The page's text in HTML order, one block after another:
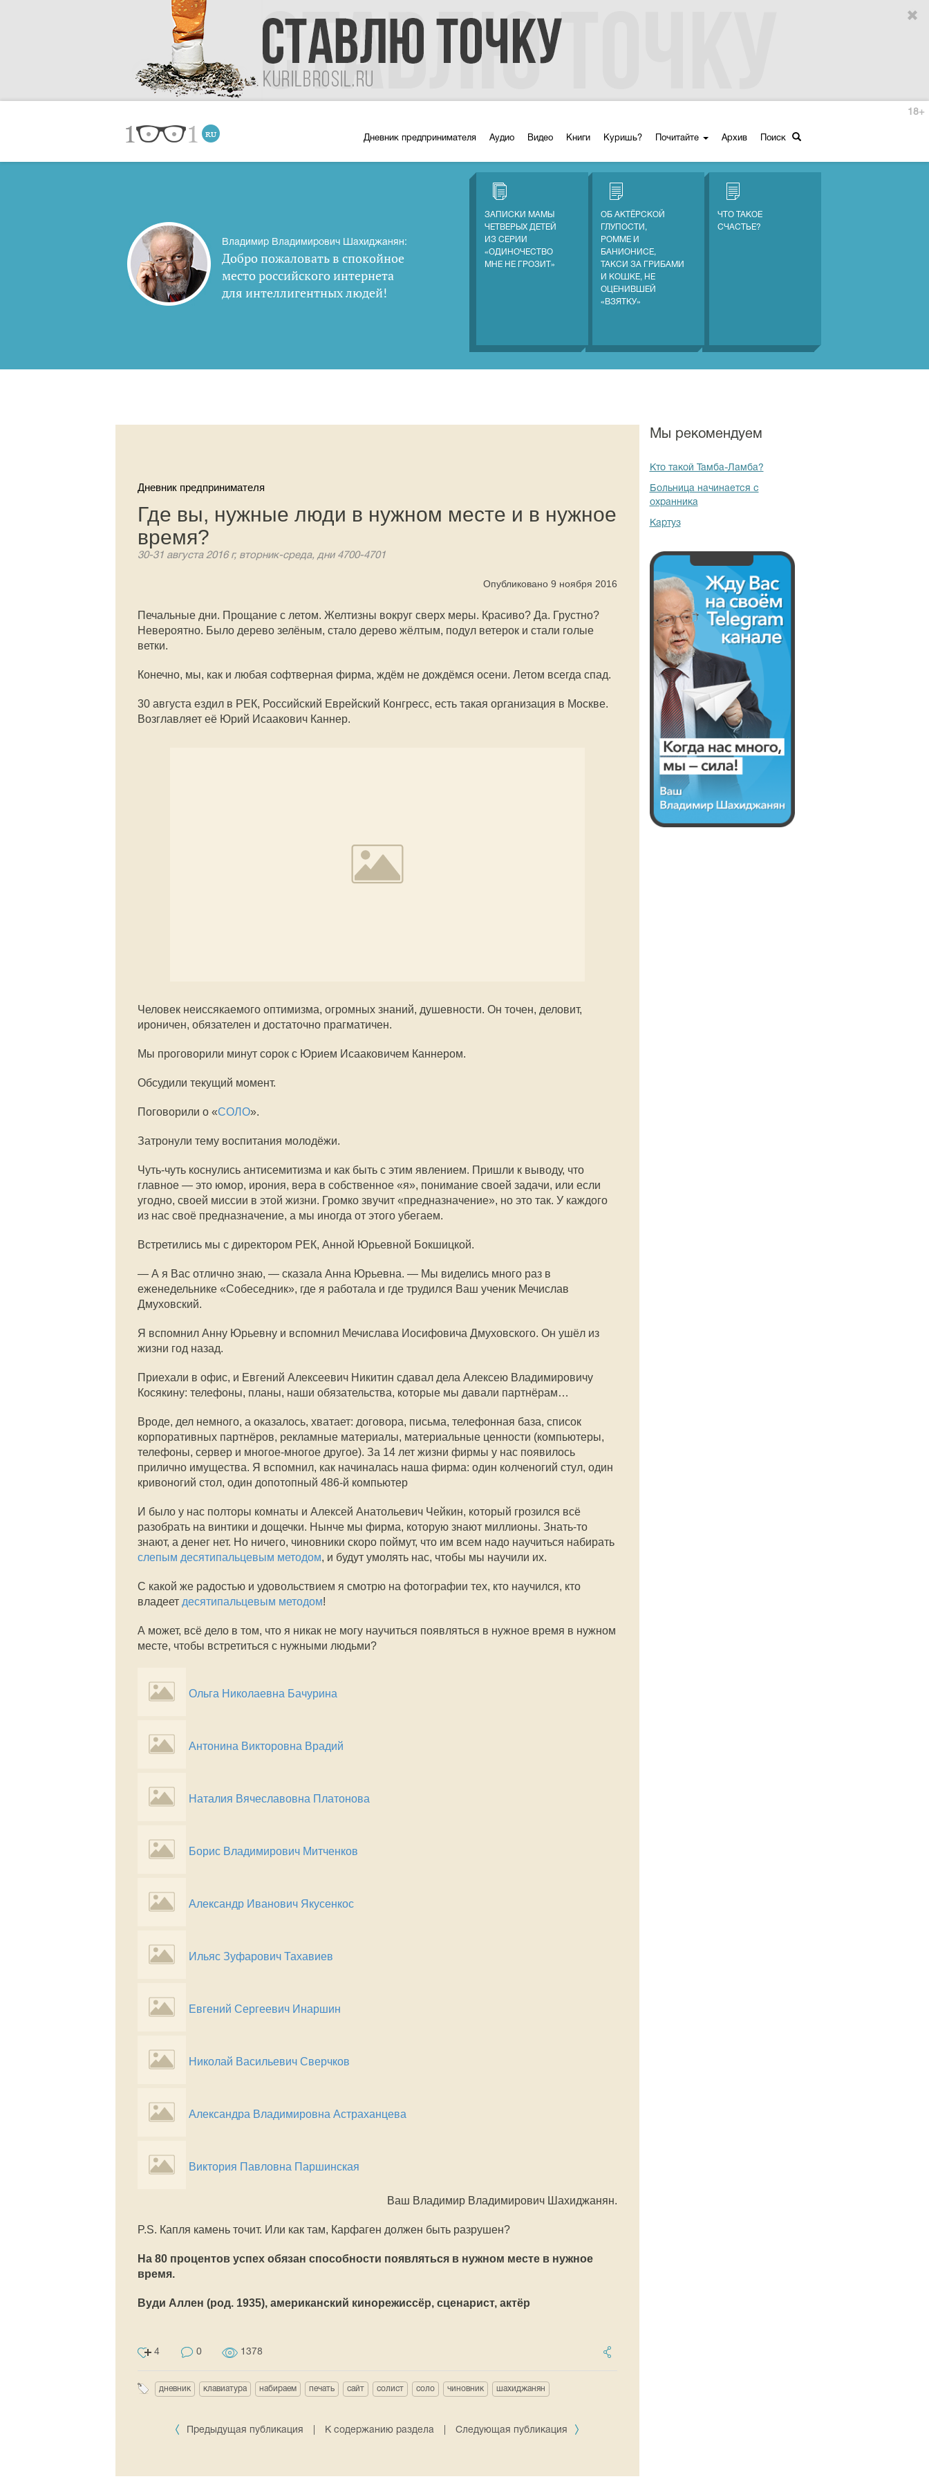
Дневник предпринимателя Аудио Видео Книги Куришь? Почитайте Архив Поиск
18+
Владимир Владимирович Шахиджанян:
Добро пожаловать в спокойное
место российского интернета
для интеллигентных людей!
ЗАПИСКИ МАМЫ
ЧЕТВЕРЫХ ДЕТЕЙ
ИЗ СЕРИИ
«ОДИНОЧЕСТВО
МНЕ НЕ ГРОЗИТ»
ОБ АКТЁРСКОЙ
ГЛУПОСТИ,
РОММЕ И
БАНИОНИСЕ,
ТАКСИ ЗА ГРИБАМИ
И КОШКЕ, НЕ
ОЦЕНИВШЕЙ
«ВЗЯТКУ»
ЧТО ТАКОЕ
СЧАСТЬЕ?
Дневник предпринимателя
Где вы, нужные люди в нужном месте и в нужное
время?
30-31 августа 2016 г, вторник-среда, дни 4700-4701
Опубликовано 9 ноября 2016
Печальные дни. Прощание с летом. Желтизны вокруг сверх меры. Красиво? Да. Грустно?
Невероятно. Было дерево зелёным, стало дерево жёлтым, подул ветерок и стали голые
ветки.
Конечно, мы, как и любая софтверная фирма, ждём не дождёмся осени. Летом всегда спад.
30 августа ездил в РЕК, Российский Еврейский Конгресс, есть такая организация в Москве.
Возглавляет её Юрий Исаакович Каннер.
Человек неиссякаемого оптимизма, огромных знаний, душевности. Он точен, деловит,
ироничен, обязателен и достаточно прагматичен.
Мы проговорили минут сорок с Юрием Исааковичем Каннером.
Обсудили текущий момент.
Поговорили о «СОЛО».
Затронули тему воспитания молодёжи.
Чуть-чуть коснулись антисемитизма и как быть с этим явлением. Пришли к выводу, что
главное — это юмор, ирония, вера в собственное «я», понимание своей задачи, или если
угодно, своей миссии в этой жизни. Громко звучит «предназначение», но это так. У каждого
из нас своё предназначение, а мы иногда от этого убегаем.
Встретились мы с директором РЕК, Анной Юрьевной Бокшицкой.
— А я Вас отлично знаю, — сказала Анна Юрьевна. — Мы виделись много раз в
еженедельнике «Собеседник», где я работала и где трудился Ваш ученик Мечислав
Дмуховский.
Я вспомнил Анну Юрьевну и вспомнил Мечислава Иосифовича Дмуховского. Он ушёл из
жизни год назад.
Приехали в офис, и Евгений Алексеевич Никитин сдавал дела Алексею Владимировичу
Косякину: телефоны, планы, наши обязательства, которые мы давали партнёрам…
Вроде, дел немного, а оказалось, хватает: договора, письма, телефонная база, список
корпоративных партнёров, рекламные материалы, материальные ценности (компьютеры,
телефоны, сервер и многое-многое другое). За 14 лет жизни фирмы у нас появилось
прилично имущества. Я вспомнил, как начиналась наша фирма: один колченогий стул, один
кривоногий стол, один допотопный 486-й компьютер
И было у нас полторы комнаты и Алексей Анатольевич Чейкин, который грозился всё
разобрать на винтики и дощечки. Нынче мы фирма, которую знают миллионы. Знать-то
знают, а денег нет. Но ничего, чиновники скоро поймут, что им всем надо научиться набирать
слепым десятипальцевым методом, и будут умолять нас, чтобы мы научили их.
С какой же радостью и удовольствием я смотрю на фотографии тех, кто научился, кто
владеет десятипальцевым методом!
А может, всё дело в том, что я никак не могу научиться появляться в нужное время в нужном
месте, чтобы встретиться с нужными людьми?
Ольга Николаевна Бачурина
Антонина Викторовна Врадий
Наталия Вячеславовна Платонова
Борис Владимирович Митченков
Александр Иванович Якусенкос
Ильяс Зуфарович Тахавиев
Евгений Сергеевич Инаршин
Николай Васильевич Сверчков
Александра Владимировна Астраханцева
Виктория Павловна Паршинская
Ваш Владимир Владимирович Шахиджанян.
P.S. Капля камень точит. Или как там, Карфаген должен быть разрушен?
На 80 процентов успех обязан способности появляться в нужном месте в нужное
время.
Вуди Аллен (род. 1935), американский кинорежиссёр, сценарист, актёр
4 0 1378
дневник клавиатура набираем печать сайт солист соло чиновник шахиджанян
Предыдущая публикация К содержанию раздела Следующая публикация
Мы рекомендуем
Кто такой Тамба-Ламба?
Больница начинается с
охранника
Картуз